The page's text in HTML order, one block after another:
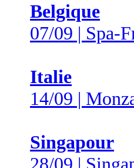
Belgique
07/09 | Spa-
Italie
14/09 |
Singapour